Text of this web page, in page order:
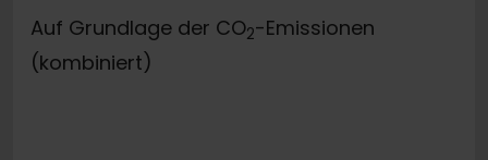
Auf Grundlage der CO2-Emissionen
(kombiniert)